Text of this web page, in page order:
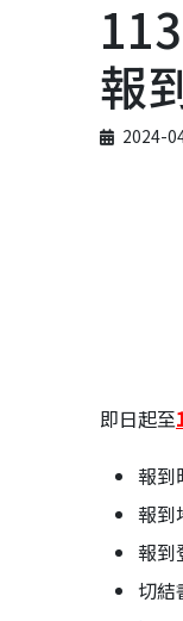
報
Published
2024-
Author
即日起至
報到
報到
報到
切結